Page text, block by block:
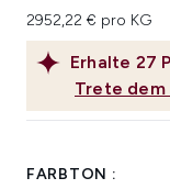
Erhalte 27
Trete dem
2952,22 € pro KG
FARBTON :